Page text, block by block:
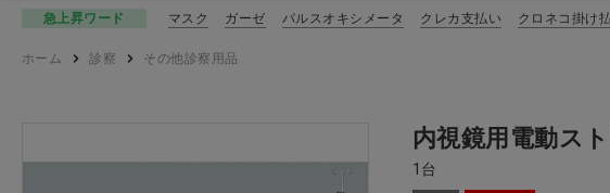
感染予防
滅菌・消毒・洗浄
感染予防
その他感染予防
急上昇ワード マスク ガーゼ パルスオキシメータ クレカ支払い クロネコ掛け
ホーム 診察 その他診察用品
内視鏡用電動ス
1台